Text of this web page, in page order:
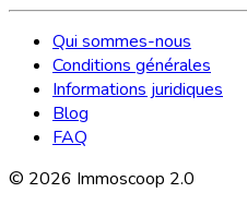
Qui sommes-nous
Conditions générales
Informations juridiques
Blog
FAQ
© 2026 Immoscoop 2.0